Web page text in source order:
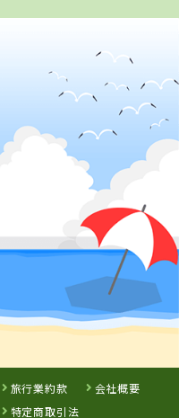
予 約
旅行業約款
会社概要
特定商取引法